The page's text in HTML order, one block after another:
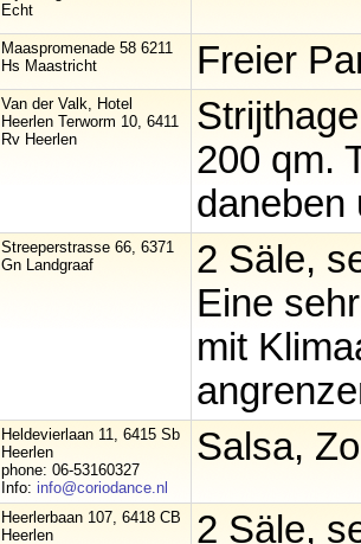
Echt
Maaspromenade 58 6211
Hs Maastricht
Freier
Van der Valk, Hotel
Heerlen Terworm 10, 6411
Rv Heerlen
200 qm.
daneben
Streeperstrasse 66, 6371
Gn Landgraaf
2 Säle,
Eine
mit
Heldevierlaan 11, 6415 Sb
Heerlen
phone: 06-53160327
Info: info@coriodance.nl
Salsa,
Heerlerbaan 107, 6418 CB
Heerlen
2 Säle,